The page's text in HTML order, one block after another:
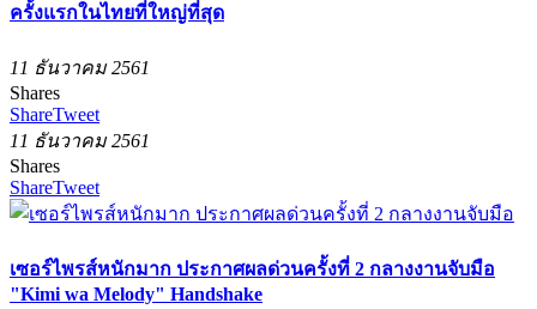
ครั้งแรกในไทยที่ใหญ่ที่สุด
11 ธันวาคม 2561
Shares
ShareTweet
11 ธันวาคม 2561
Shares
ShareTweet
เซอร์ไพรส์หนักมาก ประกาศผลด่วนครั้งที่ 2 กลางงานจับมือ
"Kimi wa Melody" Handshake